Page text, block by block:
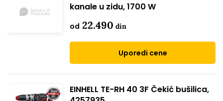
kanale u zidu, 1700 W
od 22.490 din
Uporedi cene
EINHELL TE-RH 40 3F Čekić bušilica,